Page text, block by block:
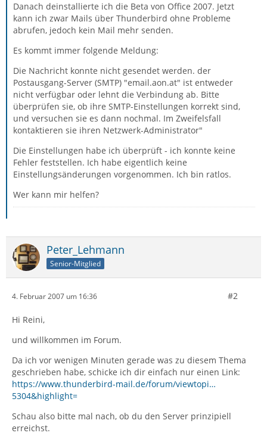
Danach deinstallierte ich die Beta von Office 2007. Jetzt
kann ich zwar Mails über Thunderbird ohne Probleme
abrufen, jedoch kein Mail mehr senden.
Es kommt immer folgende Meldung:
Die Nachricht konnte nicht gesendet werden. der
Postausgang-Server (SMTP) "email.aon.at" ist entweder
nicht verfügbar oder lehnt die Verbindung ab. Bitte
überprüfen sie, ob ihre SMTP-Einstellungen korrekt sind,
und versuchen sie es dann nochmal. Im Zweifelsfall
kontaktieren sie ihren Netzwerk-Administrator"
Die Einstellungen habe ich überprüft - ich konnte keine
Fehler feststellen. Ich habe eigentlich keine
Einstellungsänderungen vorgenommen. Ich bin ratlos.
Wer kann mir helfen?
Peter_Lehmann
Senior-Mitglied
4. Februar 2007 um 16:36 #2
Hi Reini,
und willkommen im Forum.
Da ich vor wenigen Minuten gerade was zu diesem Thema
geschrieben habe, schicke ich dir einfach nur einen Link:
https://www.thunderbird-mail.de/forum/viewtopi…
5304&highlight=
Schau also bitte mal nach, ob du den Server prinzipiell
erreichst.